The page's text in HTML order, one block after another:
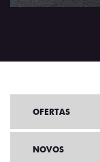
OFERTAS
NOVOS